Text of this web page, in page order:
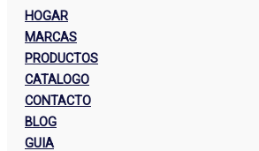
HOGAR
MARCAS
PRODUCTOS
CATALOGO
CONTACTO
BLOG
GUIA